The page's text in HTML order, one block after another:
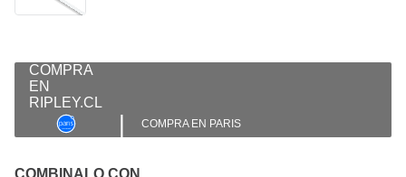
| COMPRA EN PARIS
COMBINALO CON